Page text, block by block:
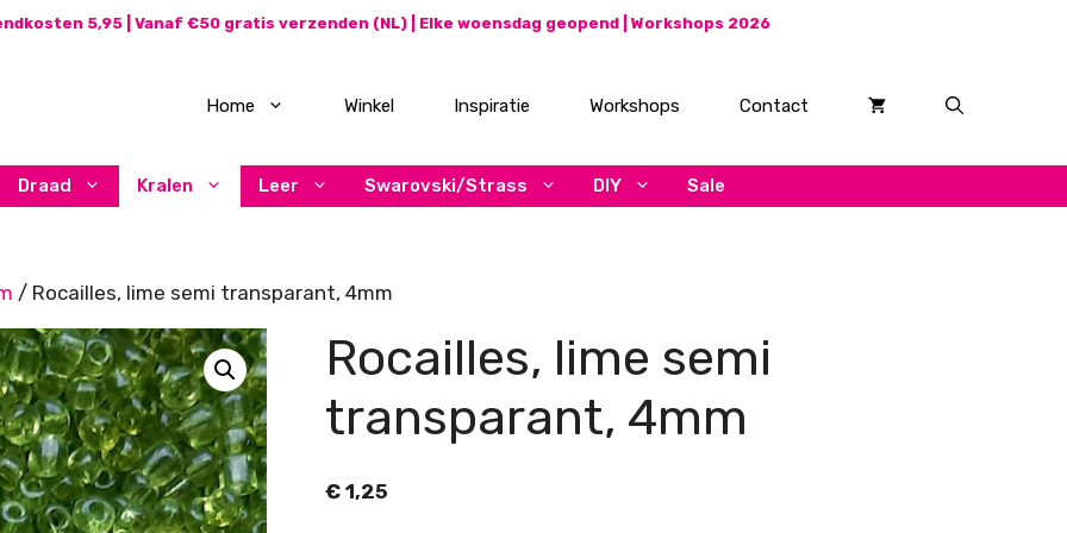
5,95 | Vanaf €50 gratis verzenden (NL) | Elke woensdag geopend | Workshops 2026
Home Winkel Inspiratie Workshops Contact
Draad Kralen Leer Swarovski/Strass DIY Sale
/ Rocailles, lime semi transparant, 4mm
Rocailles, lime semi
transparant, 4mm
€1,25